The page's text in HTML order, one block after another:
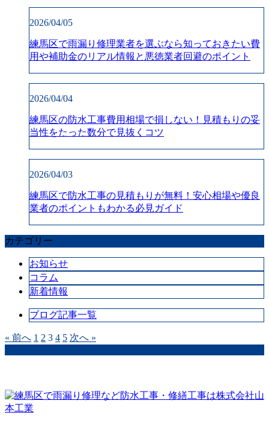
2026/04/05
練馬区で雨漏り修理業者を選ぶなら知っておきたい費
用や補助金のリアル情報と悪徳業者回避のポイント
2026/04/04
練馬区の防水工事費用相場で損しない！見積もりの妥
当性をたった数分で見抜くコツ
2026/04/03
練馬区で防水工事の見積もりが無料！安心相場や優良
業者のポイントもわかる必見ガイド
カテゴリー
お知らせ
コラム
新着情報
ブログ記事一覧
« 前へ 1 2 3 4 5 次へ »